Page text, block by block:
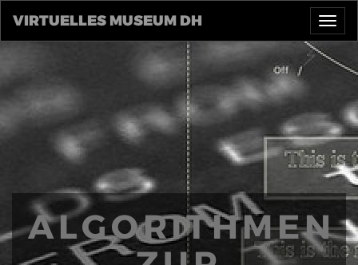
zum
Inhalt
VIRTUELLES MUSEUM DH
ALGORITHMEN